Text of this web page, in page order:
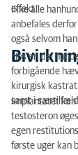
effekt.
Ikke alle
anbefales
også selvom
Hos en del
forbigående
kirurgisk
samt i
Implantatet kan
testosteron
egen
første uger kan